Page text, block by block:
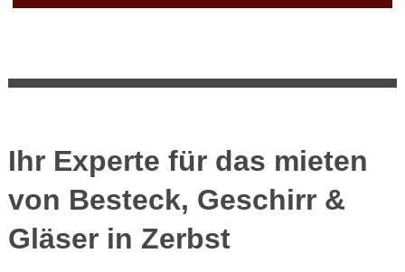
Ihr Experte für das mieten
von Besteck, Geschirr &
Gläser in Zerbst